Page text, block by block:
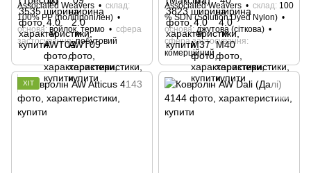
Associated Weavers
склад
100% РР (поліпропілен)
основа войлок, термо
сфера
застосування побутовий
Associated Weavers
склад 100
% SDN (Solution Dyed Nylon)
основа джутова (сіткова)
сфера застосування
комерційний
ХІТ